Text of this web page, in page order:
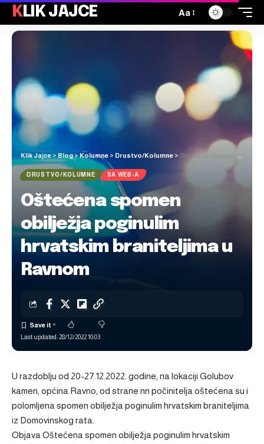
KLIK JAJCE Aa
Klik Jajce > Blog>Kolumne > Drustvo/Kolumne > Oštećena spomen obilježja poginulim hrvatskim braniteljima u Ravnom
DRUSTVO/KOLUMNE SA WEB-A
Oštećena spomen
obilježja poginulim
hrvatskim braniteljima u
Ravnom
Last updated: 28/12/2022 10:03
U razdoblju od 20-27.12.2022. godine, na lokaciji Golubov
kamen, općina Ravno, od strane nn počinitelja oštećena su i
polomljena spomen obilježja poginulim hrvatskim braniteljima
iz Domovinskog rata.
Objava Oštećena spomen obilježja poginulim hrvatskim